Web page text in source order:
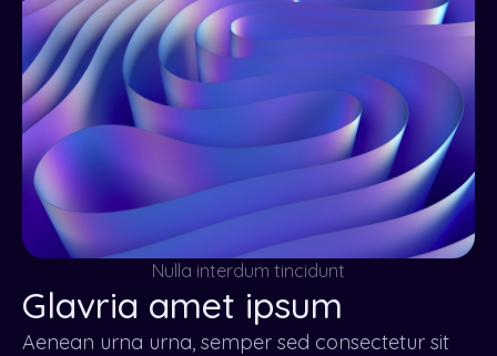
Nulla interdum tincidunt
Glavria amet ipsum
Aenean urna urna, semper sed consectetur sit